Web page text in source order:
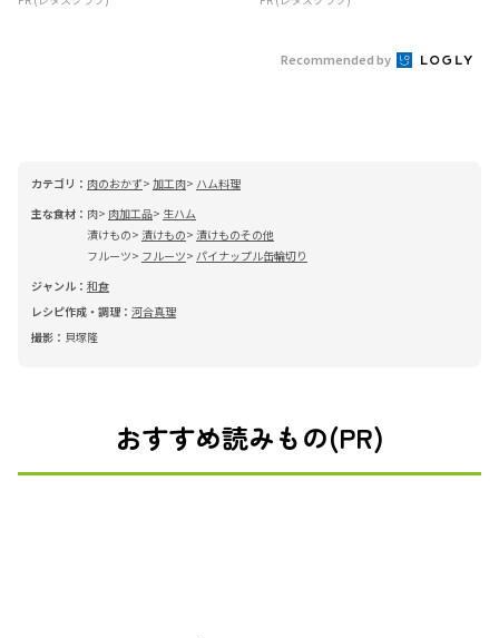
Recommended by
カテゴリ： 肉のおかず 加工肉
ハム料理
主な食材： 肉 肉加工品
生ハム
漬けもの
漬けもの
漬けものその他
フルーツ
フルーツ
パイナップル缶輪切り
ジャンル： 和食
レシピ作成・調理： 河合真理
撮影： 貝塚隆
おすすめ読みもの(PR)